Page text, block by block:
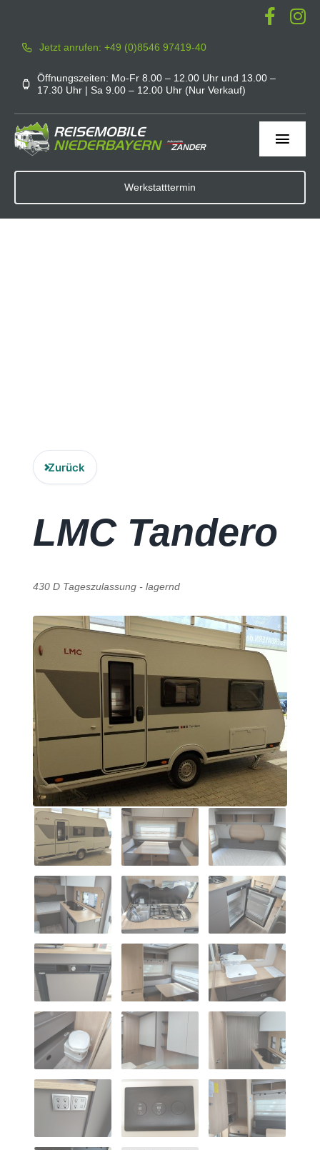
springenJetzt anrufen: +49 (0)8546 97419-40
Öffnungszeiten: Mo-Fr 8.00 – 12.00 Uhr und 13.00 –
17.30 Uhr | Sa 9.00 – 12.00 Uhr (Nur Verkauf)
Werkstatt
Carado
Karriere
Kontakt
Werkstatttermin
Zurück
LMC Tandero
430 D Tageszulassung - lagernd